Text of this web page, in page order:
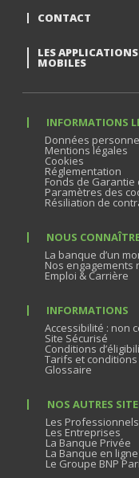
CONTACT
LES APPLICATIONS
MOBILES
INFORMATIONS
Données
Mentions légales
Cookies
Réglementation
Fonds de
Paramètres des
Résiliation de
NOUS
La banque d’un
Nos
Emploi & Carrière
INFORMATIONS
Accessibilité : non
Site Sécurisé
Conditions
Tarifs et conditions
Glossaire
NOS AUTRES
Les Professionnels
Les Entreprises
La Banque Privée
La Banque en ligne
Le Groupe BNP